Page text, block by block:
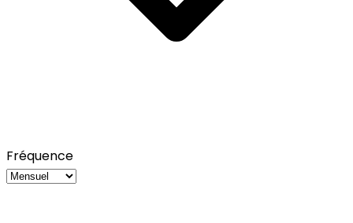
Fréquence